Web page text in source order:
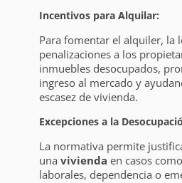
Incentivos para Alquilar:
Para fomentar el alquiler, la
penalizaciones a los
inmuebles desocupados,
ingreso al mercado y
escasez de vivienda.
Excepciones a la
La normativa permite
una vivienda en casos
laborales, dependencia o